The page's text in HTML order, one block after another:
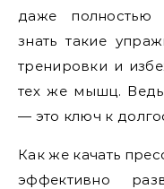
даже
знать такие
тренировки и
тех же мышц. Ведь
— это ключ к
Как же качать
эффективно